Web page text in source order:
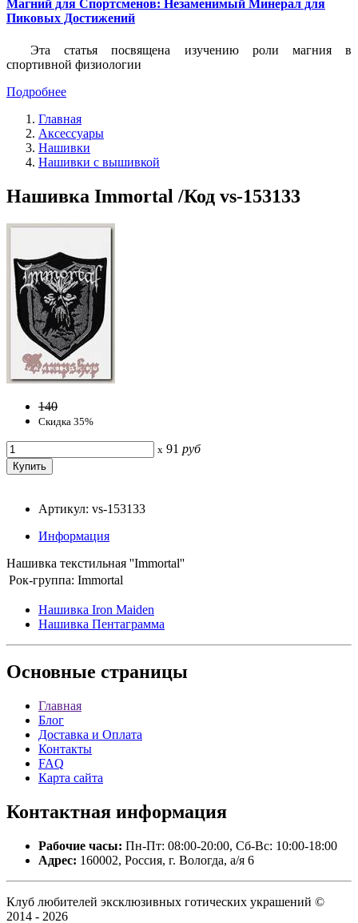
Магний для Спортсменов: Незаменимый Минерал для
Пиковых Достижений
Эта статья посвящена изучению роли магния в
спортивной физиологии
Подробнее
Главная
Аксессуары
Нашивки
Нашивки с вышивкой
Нашивка Immortal /Код vs-153133
140
Скидка 35%
x 91 руб
Артикул: vs-153133
Информация
Нашивка текстильная ''Immortal''
Рок-группа: Immortal
Нашивка Iron Maiden
Нашивка Пентаграмма
Основные страницы
Главная
Блог
Доставка и Оплата
Контакты
FAQ
Карта сайта
Контактная информация
Рабочие часы: Пн-Пт: 08:00-20:00, Сб-Вс: 10:00-18:00
Адрес: 160002, Россия, г. Вологда, а/я 6
Клуб любителей эксклюзивных готических украшений ©
2014 - 2026